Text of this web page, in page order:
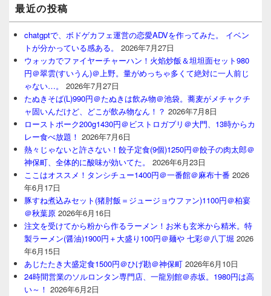
最近の投稿
chatgptで、ボドゲカフェ運営の恋愛ADVを作ってみた。 イベン
トが分かっている感ある。
2026年7月27日
ウォッカでファイヤーチャーハン！火焰炒飯＆坦坦面セット980
円＠翠雲(すいうん)＠上野。量がめっちゃ多くて絶対に一人前じ
ゃない…。
2026年7月27日
たぬきそば(L)990円＠たぬきは飲み物＠池袋。蕎麦がメチャクチ
ャ固いんだけど、どこが飲み物なん！？ 2026年7月8日
ローストポーク200g1430円＠ビストロガブリ＠大門、13時からカ
レー食べ放題！ 2026年7月6日
熱々じゃないと許さない！餃子定食(9個)1250円＠餃子の肉太郎＠
神保町、全体的に酸味が効いてた。
2026年6月23日
ここはオススメ！タンシチュー1400円＠一番館＠麻布十番 2026
年6月17日
豚すね煮込みセット(猪肘飯＝ジュージョウファン)1100円＠柏宴
＠秋葉原 2026年6月16日
注文を受けてから粉から作るラーメン！お米も玄米から精米。特
製ラーメン(醤油)1900円＋大盛り100円＠麺や 七彩＠八丁堀 2026
年6月15日
あじたたき大盛定食1500円＠ひげ勘＠神保町 2026年6月10日
24時間営業のソルロンタン専門店、一龍別館＠赤坂。1980円は高
い～！ 2026年6月2日